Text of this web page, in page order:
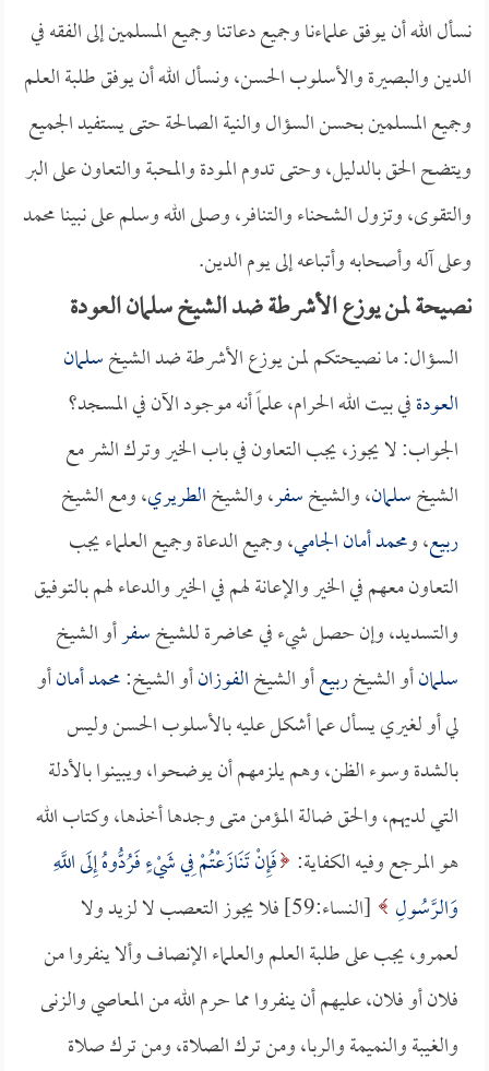
نسأل الله أن يوفق علماءنا وجميع دعاتنا وجميع المسلمين إلى الفقه في
الدين والبصيرة والأسلوب الحسن، ونسأل الله أن يوفق طلبة العلم
وجميع المسلمين بحسن السؤال والنية الصالحة حتى يستفيد الجميع
ويتضح الحق بالدليل، وحتى تدوم المودة والمحبة والتعاون على البر
والتقوى، وتزول الشحناء والتنافر، وصلى الله وسلم على نبينا محمد
وعلى آله وأصحابه وأتباعه إلى يوم الدين.
نصيحة لمن يوزع الأشرطة ضد الشيخ سلمان العودة
السؤال: ما نصيحتكم لمن يوزع الأشرطة ضد الشيخسلمان
العودةفي بيت الله الحرام، علماً أنه موجود الآن في المسجد؟
الجواب: لا يجوز، يجب التعاون في باب الخير وترك الشر مع
الشيخسلمان، والشيخسفر، والشيخالطريري، ومع الشيخ
ربيع، ومحمد أمان الجامي، وجميع الدعاة وجميع العلماء يجب
التعاون معهم في الخير والإعانة لهم في الخير والدعاء لهم بالتوفيق
والتسديد، وإن حصل شيء في محاضرة للشيخسفرأو الشيخ
سلمانأو الشيخربيعأو الشيخالفوزانأو الشيخ:محمد أمانأو
لي أو لغيري يسأل عما أشكل عليه بالأسلوب الحسن وليس
بالشدة وسوء الظن، وهم يلزمهم أن يوضحوا، ويبينوا بالأدلة
التي لديهم، والحق ضالة المؤمن متى وجدها أخذها، وكتاب الله
هو المرجع وفيه الكفاية: فَإِنْ تَنَازَعْتُمْ فِي شَيْءٍ فَرُدُّوهُ إِلَى اللَّهِ
وَالرَّسُولِ
[النساء:59] فلا يجوز التعصب لا لزيد ولا
لعمرو، يجب على طلبة العلم والعلماء الإنصاف وألا ينفروا من
فلان أو فلان، عليهم أن ينفروا مما حرم الله من المعاصي والزنى
والغيبة والنميمة والربا، ومن ترك الصلاة، ومن ترك صلاة